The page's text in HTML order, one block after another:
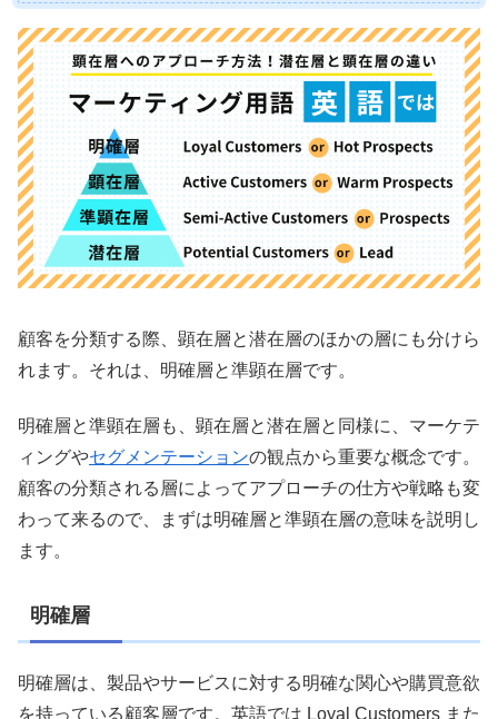
顧客を分類する際、顕在層と潜在層のほかの層にも分けら
れます。それは、明確層と準顕在層です。
明確層と準顕在層も、顕在層と潜在層と同様に、マーケテ
ィングやセグメンテーションの観点から重要な概念です。
顧客の分類される層によってアプローチの仕方や戦略も変
わって来るので、まずは明確層と準顕在層の意味を説明し
ます。
明確層
明確層は、製品やサービスに対する明確な関心や購買意欲
を持っている顧客層です。英語では Loyal Customers また